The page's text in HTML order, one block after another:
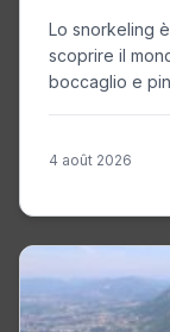
Lo snorkeling
scoprire il
boccaglio e
4 août 2026